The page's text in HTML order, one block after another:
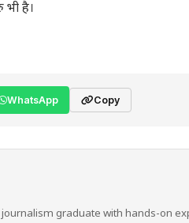
भी है।
WhatsApp Copy
journalism graduate with hands-on